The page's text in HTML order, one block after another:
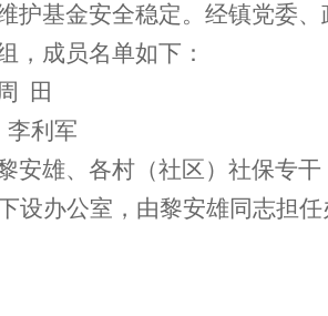
护基金安全稳定。经镇党委
，成员名单如下：
田
李利军
安雄、各村（社区）社保专干
设办公室，由黎安雄同志担